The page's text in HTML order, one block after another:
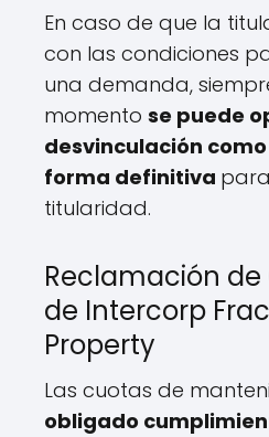
En caso de que la
con las condiciones
una demanda,
momento se puede
desvinculación como
forma definitiva
titularidad.
Reclamación
de Intercorp
Property
Las cuotas de
obligado